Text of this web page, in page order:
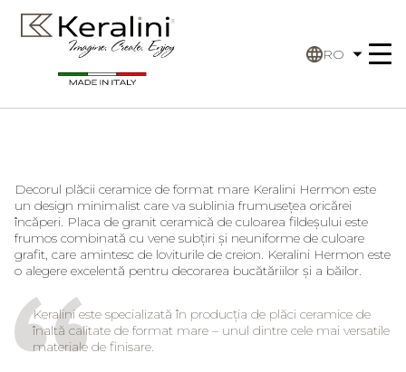
RO
Decorul plăcii ceramice de format mare Keralini Hermon este
un design minimalist care va sublinia frumusețea oricărei
încăperi. Placa de granit ceramică de culoarea fildeșului este
frumos combinată cu vene subțiri și neuniforme de culoare
grafit, care amintesc de loviturile de creion. Keralini Hermon este
o alegere excelentă pentru decorarea bucătăriilor și a băilor.
Keralini este specializată în producția de plăci ceramice de
înaltă calitate de format mare – unul dintre cele mai versatile
materiale de finisare.